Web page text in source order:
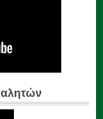
αλητών